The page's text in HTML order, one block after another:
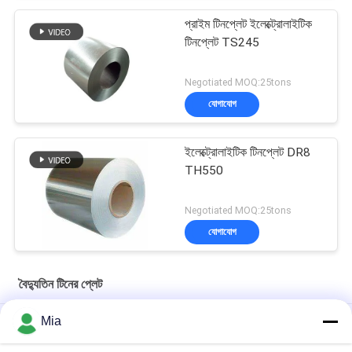
প্রাইম টিনপ্লেট ইলেক্ট্রোলাইটিক
টিনপ্লেট TS245
Negotiated MOQ:25tons
যোগাযোগ
ইলেক্ট্রোলাইটিক টিনপ্লেট DR8
TH550
Negotiated MOQ:25tons
যোগাযোগ
বৈদ্যুতিন টিনের প্লেট
ভারী-ডুয়িং অ্যান্টি-কোরোসিওন সিলিং প্রযুক্তিঃ মডেল 603D 153 মিমি শিল্প খাদ্য ক্যান
Mia